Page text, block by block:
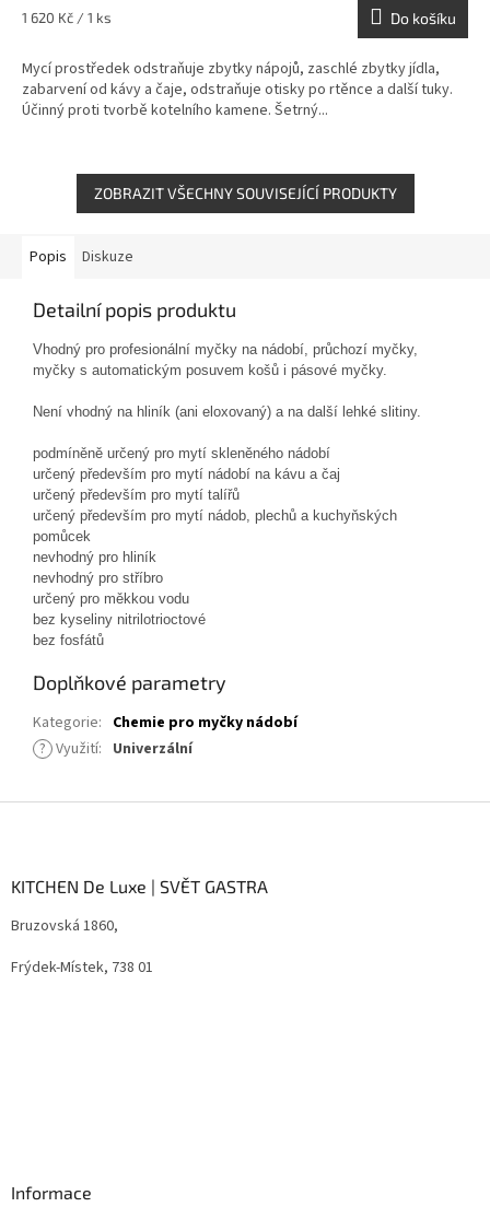
A
Měrná
1 620 Kč / 1 ks Do košíku
Mycí prostředek odstraňuje zbytky nápojů, zaschlé zbytky jídla,
zabarvení od kávy a čaje, odstraňuje otisky po rtěnce a další tuky.
Účinný proti tvorbě kotelního kamene. Šetrný...
ZOBRAZIT VŠECHNY SOUVISEJÍCÍ PRODUKTY
Popis Diskuze
Detailní popis produktu
Vhodný pro profesionální myčky na nádobí, průchozí myčky,
myčky s automatickým posuvem košů i pásové myčky.
Není vhodný na hliník (ani eloxovaný) a na další lehké slitiny.
podmíněně určený pro mytí skleněného nádobí
určený především pro mytí nádobí na kávu a čaj
určený především pro mytí talířů
určený především pro mytí nádob, plechů a kuchyňských
pomůcek
nevhodný pro hliník
nevhodný pro stříbro
určený pro měkkou vodu
bez kyseliny nitrilotrioctové
bez fosfátů
Doplňkové parametry
Kategorie: Chemie pro myčky nádobí
? Využití: Univerzální
KITCHEN De Luxe | SVĚT GASTRA
Bruzovská 1860,
Frýdek-Místek, 738 01
Informace